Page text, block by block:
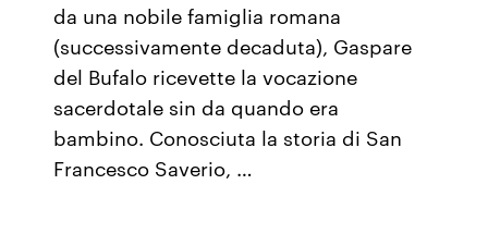
da una nobile famiglia romana
(successivamente decaduta), Gaspare
del Bufalo ricevette la vocazione
sacerdotale sin da quando era
bambino. Conosciuta la storia di San
Francesco Saverio, …